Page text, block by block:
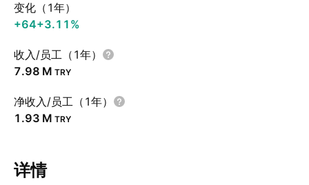
变化（1年）
+64+3.11%
收入/员工（1年）
‪7.98 M‬ TRY
净收入/员工（1年）
‪1.93 M‬ TRY
详情